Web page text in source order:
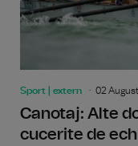
Sport | extern 02
Canotaj: Alte
cucerite de